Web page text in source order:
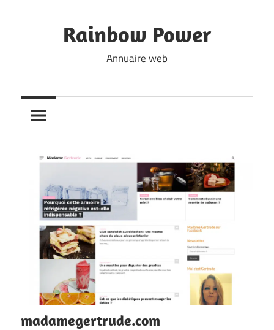
Rainbow Power
Annuaire web
madamegertrude.com